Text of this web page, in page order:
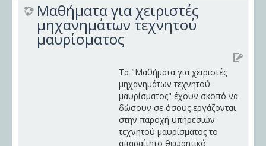
Μαθήματα για χειριστές
μηχανημάτων τεχνητού
μαυρίσματος
Τα "Μαθήματα για χειριστές
μηχανημάτων τεχνητού
μαυρίσματος" έχουν σκοπό να
δώσουν σε όσους εργάζονται
στην παροχή υπηρεσιών
τεχνητού μαυρίσματος το
απαραίτητο θεωρητικό